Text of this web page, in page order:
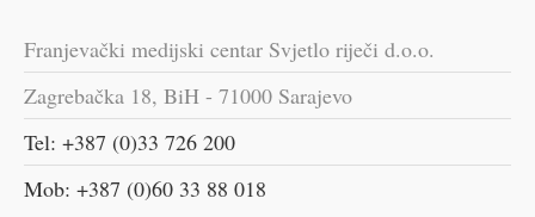
Franjevački medijski centar Svjetlo riječi d.o.o.
Zagrebačka 18, BiH - 71000 Sarajevo
Tel: +387 (0)33 726 200
Mob: +387 (0)60 33 88 018